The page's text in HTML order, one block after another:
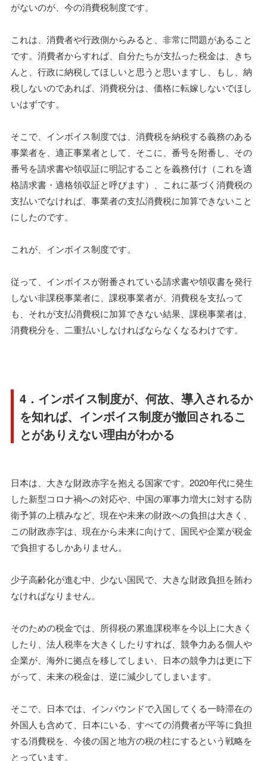
がないのが、今の消費税制度です。
これは、消費者や行政側からみると、非常に問題があること
です。消費者からすれば、自分たちが支払った税金は、きち
んと、行政に納税してほしいと思うと思いますし、もし、納
税しないのであれば、消費税分は、価格に転嫁しないでほし
いはずです。
そこで、インボイス制度では、消費税を納税する義務のある
事業者を、適正事業者として、そこに、番号を附番し、その
番号を請求書や領収証に明記することを義務付け（これを適
格請求書・適格領収証と呼びます）、これに基づく消費税の
支払いでなければ、事業者の支払消費税に加算できないこと
にしたのです。
これが、インボイス制度です。
従って、インボイスが附番されている請求書や領収書を発行
しない非課税事業者に、課税事業者が、消費税を支払って
も、それが支払消費税に加算できない結果、課税事業者は、
消費税分を、二重払いしなければならなくなるわけです。
4．インボイス制度が、何故、導入されるか
を知れば、インボイス制度が撤回されるこ
とがありえない理由がわかる
日本は、大きな財政赤字を抱える国家です。2020年代に発生
した新型コロナ禍への対応や、中国の軍事力増大に対する防
衛予算の上積みなど、現在や未来の財政への負担は大きく、
この財政赤字は、現在から未来に向けて、国民や企業が税金
で負担するしかありません。
少子高齢化が進む中、少ない国民で、大きな財政負担を賄わ
なければなりません。
そのための税金では、所得税の累進課税率を今以上に大きく
したり、法人税率を大きくしたりすれば、競争力ある個人や
企業が、海外に拠点を移してしまい、日本の競争力は更に下
がって、未来の税金は、逆に減少してしまいます。
そこで、日本では、インバウンドで入国してくる一時滞在の
外国人も含めて、日本にいる、すべての消費者が平等に負担
する消費税を、今後の国と地方の税の柱にするという戦略を
とっています。